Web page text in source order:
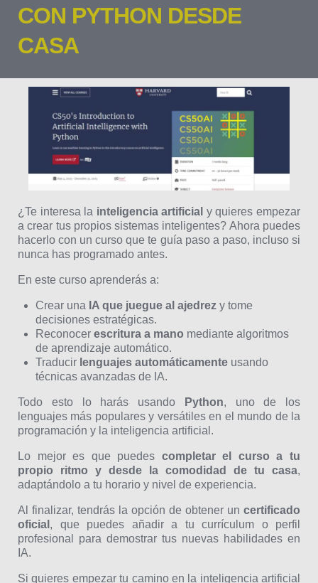
CON PYTHON DESDE
CASA
¿Te interesa la inteligencia artificial y quieres empezar
a crear tus propios sistemas inteligentes? Ahora puedes
hacerlo con un curso que te guía paso a paso, incluso si
nunca has programado antes.
En este curso aprenderás a:
Crear una IA que juegue al ajedrez y tome
decisiones estratégicas.
Reconocer escritura a mano mediante algoritmos
de aprendizaje automático.
Traducir lenguajes automáticamente usando
técnicas avanzadas de IA.
Todo esto lo harás usando Python, uno de los
lenguajes más populares y versátiles en el mundo de la
programación y la inteligencia artificial.
Lo mejor es que puedes completar el curso a tu
propio ritmo y desde la comodidad de tu casa,
adaptándolo a tu horario y nivel de experiencia.
Al finalizar, tendrás la opción de obtener un certificado
oficial , que puedes añadir a tu currículum o perfil
profesional para demostrar tus nuevas habilidades en
IA.
Si quieres empezar tu camino en la inteligencia artificial